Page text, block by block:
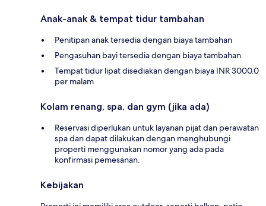
Anak-anak & tempat tidur tambahan
Penitipan anak tersedia dengan biaya tambahan
Pengasuhan bayi tersedia dengan biaya tambahan
Tempat tidur lipat disediakan dengan biaya INR 3000.0
per malam
Kolam renang, spa, dan gym (jika ada)
Reservasi diperlukan untuk layanan pijat dan perawatan
spa dan dapat dilakukan dengan menghubungi
properti menggunakan nomor yang ada pada
konfirmasi pemesanan.
Kebijakan